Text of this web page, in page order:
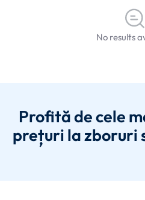
No results
Profită de cele
prețuri la zboruri